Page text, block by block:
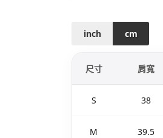
inch cm
尺寸 肩寬
S 38
M 39.5